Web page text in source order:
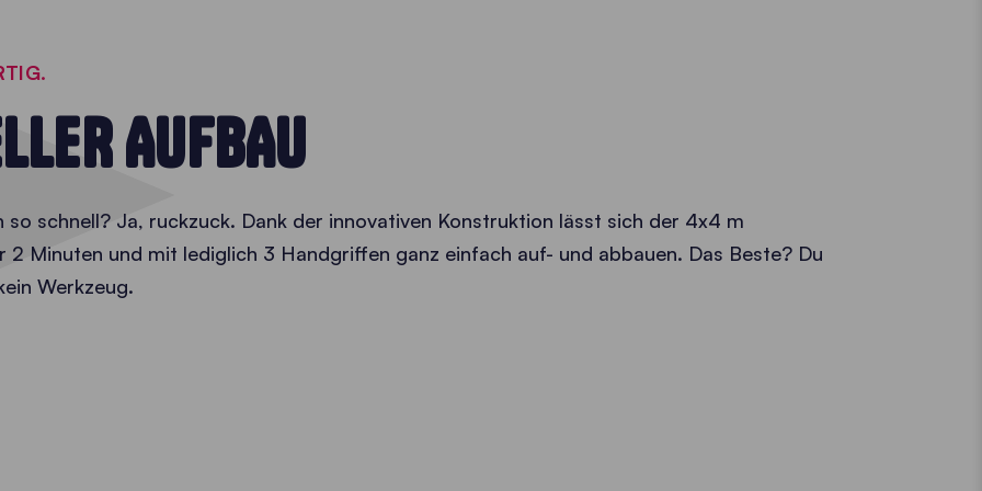
AUFBAU
so schnell? Ja, ruckzuck. Dank der innovativen Konstruktion lässt sich der 4x4 m
2 Minuten und mit lediglich 3 Handgriffen ganz einfach auf- und abbauen. Das Beste? Du
Werkzeug.